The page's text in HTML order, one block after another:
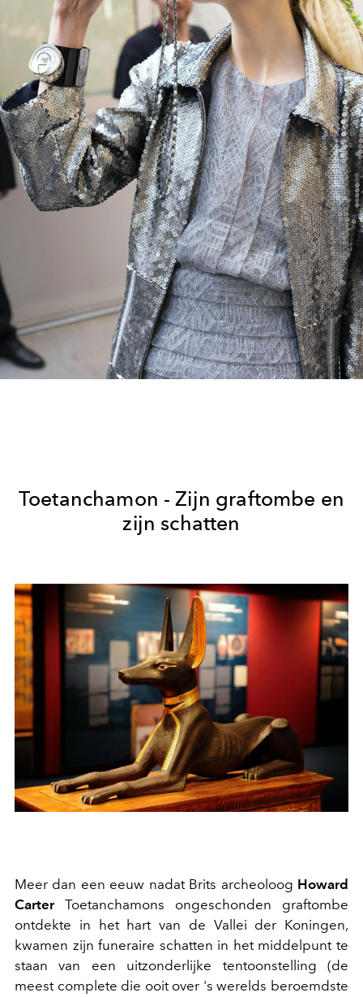
Toetanchamon - Zijn graftombe en
zijn schatten
Meer dan een eeuw nadat Brits archeoloog Howard
CarterToetanchamons ongeschonden graftombe
ontdekte in het hart van de Vallei der Koningen,
kwamen zijn funeraire schatten in het middelpunt te
staan van een uitzonderlijke tentoonstelling (de
meest complete die ooit over 's werelds beroemdste